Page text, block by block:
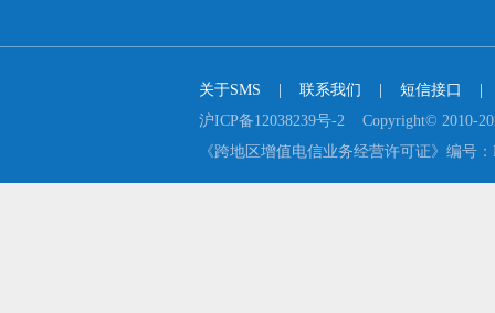
关于SMS 联系我们 短信接口
沪ICP备12038239号-2    Copyright© 2010-
《跨地区增值电信业务经营许可证》编号：